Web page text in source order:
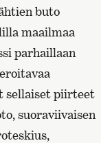
buto
maailmaa
parhaillaan
sellaiset piirteet
suoraviivaisen